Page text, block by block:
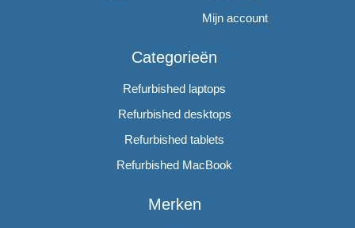
Mijn account
Categorieën
Refurbished laptops
Refurbished desktops
Refurbished tablets
Refurbished MacBook
Merken